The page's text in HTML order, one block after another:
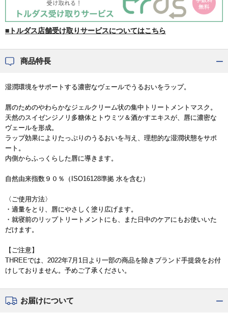
■トルダス店舗受け取りサービスについてはこちら
商品特長
湿潤環境をサポートする濃密なヴェールでうるおいをラップ。
唇のためのやわらかなジェルクリーム状の集中トリートメントマスク。
天然のスイゼンジノリ多糖体とトウミツ＆酒かすエキスが、唇に濃密な
ヴェールを形成。
ラップ効果によりたっぷりのうるおいを与え、理想的な湿潤状態をサポ
ート。
内側からふっくらした唇に導きます。
自然由来指数９０％（ISO16128準拠 水を含む）
〈ご使用方法〉
・適量をとり、唇にやさしく塗り広げます。
・就寝前のリップトリートメントにも、また日中のケアにもお使いいた
だけます。
【ご注意】
THREEでは、2022年7月1日より一部の商品を除きブランド手提袋をお付
けしておりません。予めご了承ください。
お届けについて